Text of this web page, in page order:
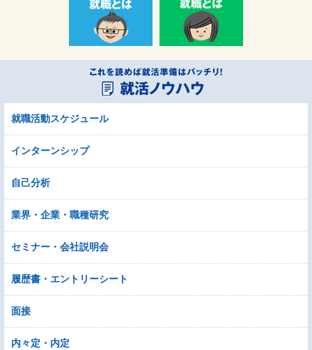
就職活動スケジュール
インターンシップ
自己分析
業界・企業・職種研究
セミナー・会社説明会
履歴書・エントリーシート
面接
内々定・内定